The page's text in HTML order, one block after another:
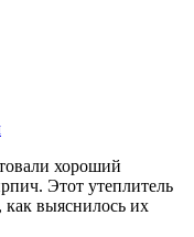
хороший
Этот утеплитель
как выяснилось их